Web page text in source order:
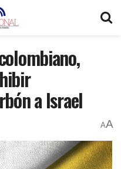
a Israel
AA